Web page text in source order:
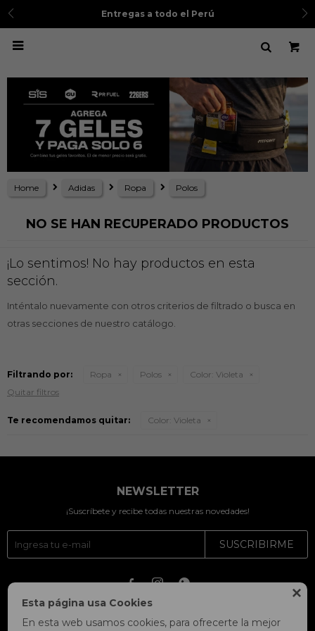

Esta página usa Cookies
En esta web usamos cookies, para ofrecerte la mejor
Entregas a todo el Perú

Home Adidas Ropa Polos
NO SE HAN RECUPERADO PRODUCTOS
¡Lo sentimos! No hay productos en esta
sección.
Inténtalo nuevamente con otros criterios de filtrado o busca en
otras secciones de nuestro catálogo.
Filtrando por: Ropa Polos Color: Violeta
Quitar filtros
Te recomendamos quitar: Color: Violeta
NEWSLETTER
¡Suscríbete y recibe todas nuestras novedades!
SUSCRIBIRME
  